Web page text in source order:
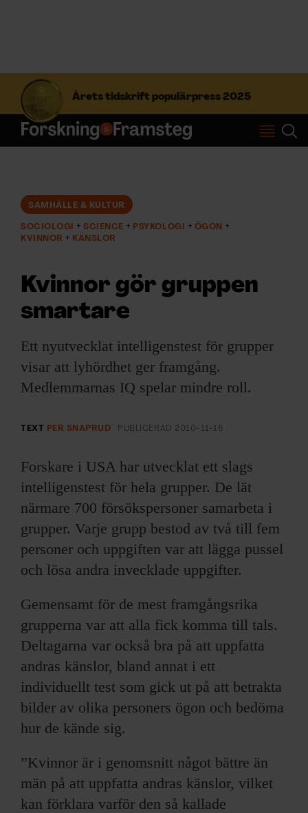
Årets tidskrift populärpress 2025
S
f
t
Prenumerera
NYHETSBREV
ÄMNEN
ARKIV & E-TIDNING
LYSSNA/PODD
EVENEMANG & RESOR
SHOP
KONTAKTA F&F
SKRIV I F&F
PRENUMERERA PÅ F&F
ANNONSERA I F&F
OM F&F
SAMHÄLLE & KULTUR
SOCIOLOGI SCIENCE PSYKOLOGI
ÖGON
KVINNOR
KÄNSLOR
Kvinnor gör gruppen
smartare
Ett nyutvecklat intelligenstest för grupper
visar att lyhördhet ger framgång.
Medlemmarnas IQ spelar mindre roll.
TEXT PER SNAPRUD PUBLICERAD 2010-11-16
Forskare i USA har utvecklat ett slags
intelligenstest för hela grupper. De lät
närmare 700 försökspersoner samarbeta i
grupper. Varje grupp bestod av två till fem
personer och uppgiften var att lägga pussel
och lösa andra invecklade uppgifter.
Gemensamt för de mest framgångsrika
grupperna var att alla fick komma till tals.
Deltagarna var också bra på att uppfatta
andras känslor, bland annat i ett
individuellt test som gick ut på att betrakta
bilder av olika personers ögon och bedöma
hur de kände sig.
”Kvinnor är i genomsnitt något bättre än
män på att uppfatta andras känslor, vilket
kan förklara varför den så kallade